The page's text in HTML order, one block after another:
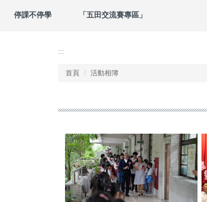
停課不停學 「五田交流賽專區」
:::
首頁 活動相簿